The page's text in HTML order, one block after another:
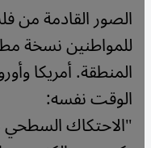
الصور القادمة من
للمواطنين نسخة
المنطقة. أمريكا
الوقت نفسه:
"الاحتكاك السطحي